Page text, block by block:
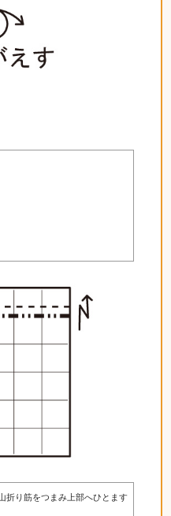
り筋をつまみ上部へひとます